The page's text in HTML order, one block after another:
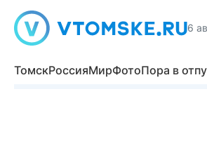
6
ТомскРоссияМирФотоПора в